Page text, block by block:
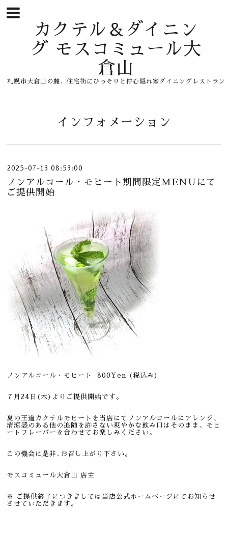
カクテル＆ダイニン
グ モスコミュール大
倉山
札幌市大倉山の麓、住宅街にひっそりと佇む隠れ家ダイニングレストラン
インフォメーション
2025-07-13 08:53:00
ノンアルコール・モヒート期間限定MENUにて
ご提供開始
ノンアルコール・モヒート 800Yen (税込み)
７月24日(木)よりご提供開始です。
夏の王道カクテルモヒートを当店にてノンアルコールにアレンジ、
清涼感のある他の追随を許さない爽やかな飲み口はそのまま、モヒ
ートフレーバーを合わせてお楽しみください。
この機会に是非､お召し上がり下さい。
モスコミュール大倉山 店主
※ ご提供終了につきましては当店公式ホームページにてお知らせ
させていただきます。